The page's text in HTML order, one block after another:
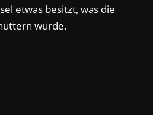
etwas besitzt, was die
würde.